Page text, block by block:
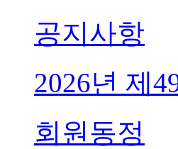
공지사항
2026년 제
회원동정